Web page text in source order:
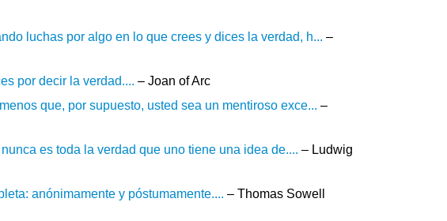
luchas por algo en lo que crees y dices la verdad, h... –
por decir la verdad.... – Joan of Arc
que, por supuesto, usted sea un mentiroso exce... –
es toda la verdad que uno tiene una idea de.... – Ludwig
anónimamente y póstumamente.... – Thomas Sowell